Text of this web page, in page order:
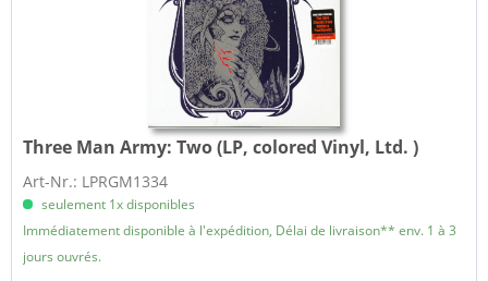
Three Man Army:Two (LP, colored Vinyl, Ltd. )
Art-Nr.: LPRGM1334
seulement 1x disponibles
Immédiatement disponible à l'expédition, Délai de livraison** env. 1 à 3
jours ouvrés.